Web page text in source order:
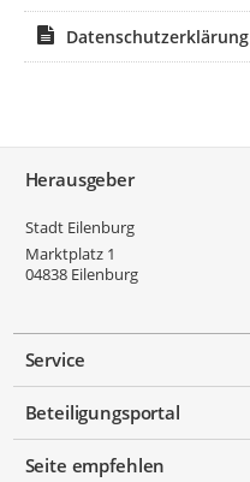
Datenschutzerklärung
Herausgeber
Stadt Eilenburg
Marktplatz 1
04838 Eilenburg
Service
Beteiligungsportal
Seite empfehlen